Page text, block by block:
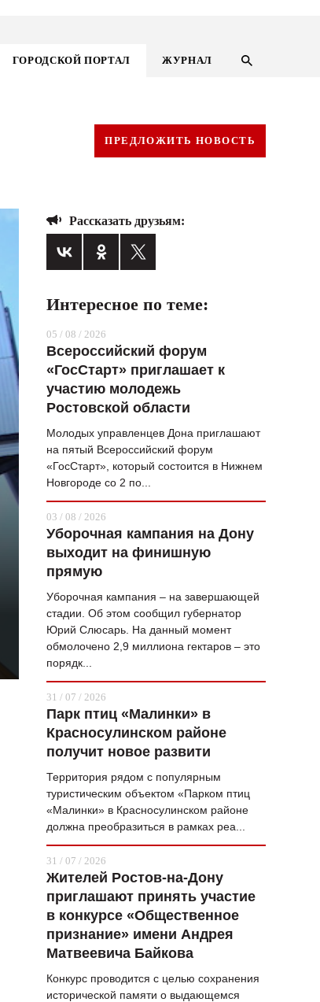
ГОРОДСКОЙ ПОРТАЛ ЖУРНАЛ
ГОРОДСКОЙ ПОРТАЛ
ВОПРОС НЕДЕЛИ
ТАМ И ТУТ
СТИЛЬ ЖИЗНИ
КУЛЬТ ЕДЫ
ЖУРНАЛ
ПРЕДЛОЖИТЬ НОВОСТЬ
Рассказать друзьям:
Интересное по теме:
05 / 08 / 2026
Всероссийский форум
«ГосСтарт» приглашает к
участию молодежь
Ростовской области
Молодых управленцев Дона приглашают
на пятый Всероссийский форум
«ГосСтарт», который состоится в Нижнем
Новгороде со 2 по...
03 / 08 / 2026
Уборочная кампания на Дону
выходит на финишную
прямую
Уборочная кампания – на завершающей
стадии. Об этом сообщил губернатор
Юрий Слюсарь. На данный момент
обмолочено 2,9 миллиона гектаров – это
порядк...
31 / 07 / 2026
Парк птиц «Малинки» в
Красносулинском районе
получит новое развити
Территория рядом с популярным
туристическим объектом «Парком птиц
«Малинки» в Красносулинском районе
должна преобразиться в рамках реа...
31 / 07 / 2026
Жителей Ростов-на-Дону
приглашают принять участие
в конкурсе «Общественное
признание» имени Андрея
Матвеевича Байкова
Конкурс проводится с целью сохранения
исторической памяти о выдающемся